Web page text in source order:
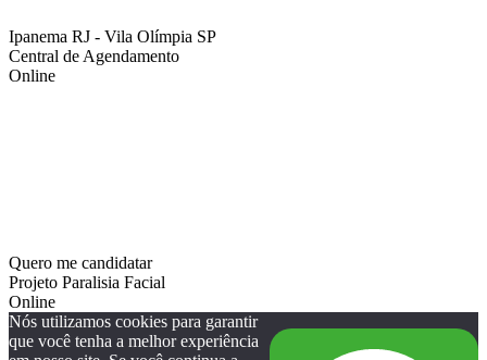
Ipanema RJ - Vila Olímpia SP
Central de Agendamento
Online
Quero me candidatar
Projeto Paralisia Facial
Online
Nós utilizamos cookies para garantir
que você tenha a melhor experiência